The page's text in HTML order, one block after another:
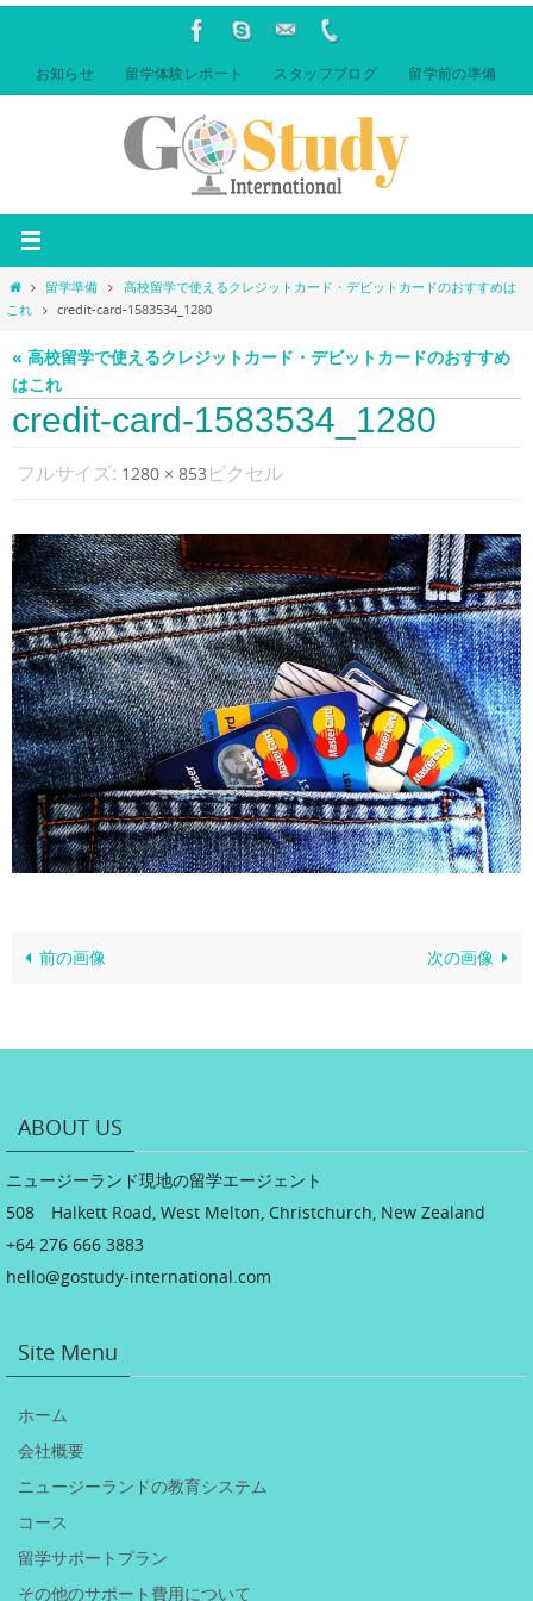
ン
キ
プ
お知らせ 留学体験レポート スタッフブログ 留学前の準備
ホ
ー
留学準備
高校留学で使えるクレジットカード・デビットカードのおすすめは
これ
credit-card-1583534_1280
« 高校留学で使えるクレジットカード・デビットカードのおすすめ
はこれ
credit-card-1583534_1280
フルサイズ: 1280 × 853 ピクセル
前の画像 次の画像
ABOUT US
ニュージーランド現地の留学エージェント
508 Halkett Road, West Melton, Christchurch, New Zealand
+64 276 666 3883
hello@gostudy-international.com
Site Menu
ホーム
会社概要
ニュージーランドの教育システム
コース
留学サポートプラン
その他のサポート費用について